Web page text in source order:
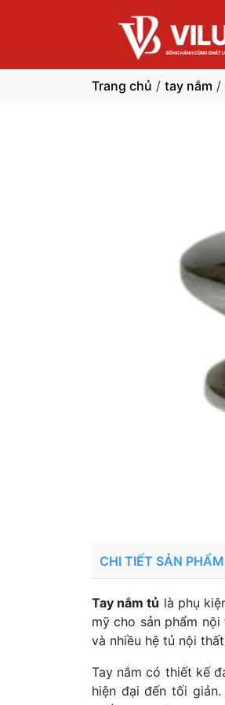
Trang chủ / tay nắm /
CHI TIẾT SẢN PHẨM
Tay nắm tủ là phụ
mỹ cho sản phẩm
và nhiều hệ tủ nội
Tay nắm có thiết kế
hiện đại đến tối